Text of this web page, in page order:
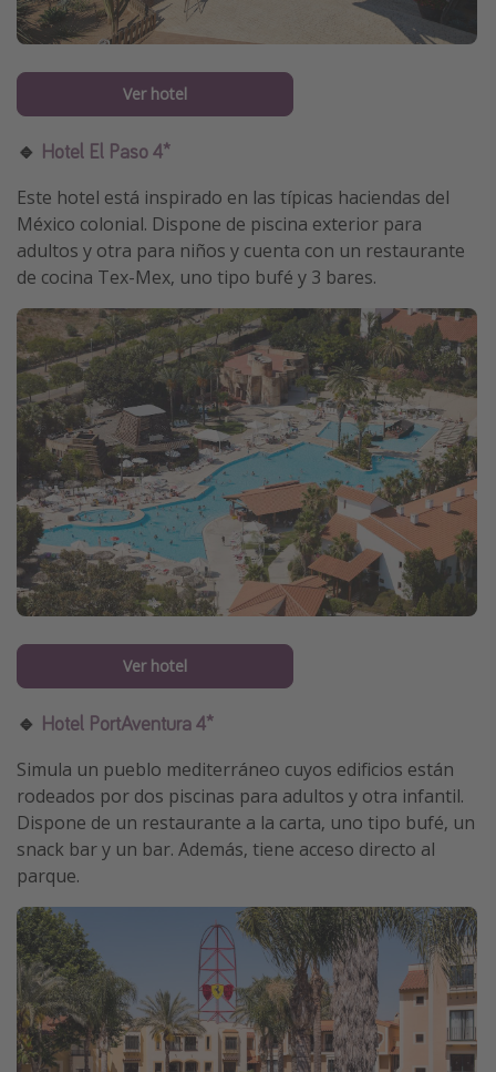
Ver hotel
🔹 Hotel El Paso 4*
Este hotel está inspirado en las típicas haciendas del
México colonial. Dispone de piscina exterior para
adultos y otra para niños y cuenta con un restaurante
de cocina Tex-Mex, uno tipo bufé y 3 bares.
Ver hotel
🔹 Hotel PortAventura 4*
Simula un pueblo mediterráneo cuyos edificios están
rodeados por dos piscinas para adultos y otra infantil.
Dispone de un restaurante a la carta, uno tipo bufé, un
snack bar y un bar. Además, tiene acceso directo al
parque.